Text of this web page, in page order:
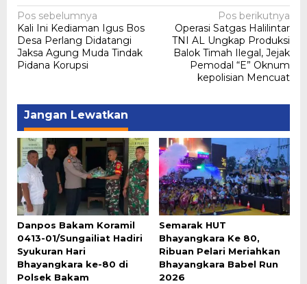
Navigasi
pos
Pos sebelumnya
Kali Ini Kediaman Igus Bos
Desa Perlang Didatangi
Jaksa Agung Muda Tindak
Pidana Korupsi
Pos berikutnya
Operasi Satgas Halilintar
TNI AL Ungkap Produksi
Balok Timah Ilegal, Jejak
Pemodal “E” Oknum
kepolisian Mencuat
Jangan Lewatkan
Danpos Bakam Koramil
0413-01/Sungailiat Hadiri
Syukuran Hari
Bhayangkara ke-80 di
Polsek Bakam
Semarak HUT
Bhayangkara Ke 80,
Ribuan Pelari Meriahkan
Bhayangkara Babel Run
2026